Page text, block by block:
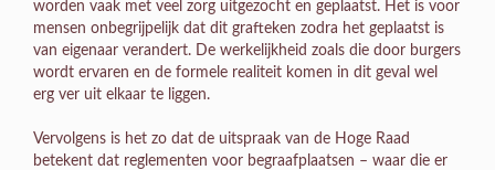
worden vaak met veel zorg uitgezocht en geplaatst. Het is voor
mensen onbegrijpelijk dat dit grafteken zodra het geplaatst is
van eigenaar verandert. De werkelijkheid zoals die door burgers
wordt ervaren en de formele realiteit komen in dit geval wel
erg ver uit elkaar te liggen.
Vervolgens is het zo dat de uitspraak van de Hoge Raad
betekent dat reglementen voor begraafplaatsen – waar die er